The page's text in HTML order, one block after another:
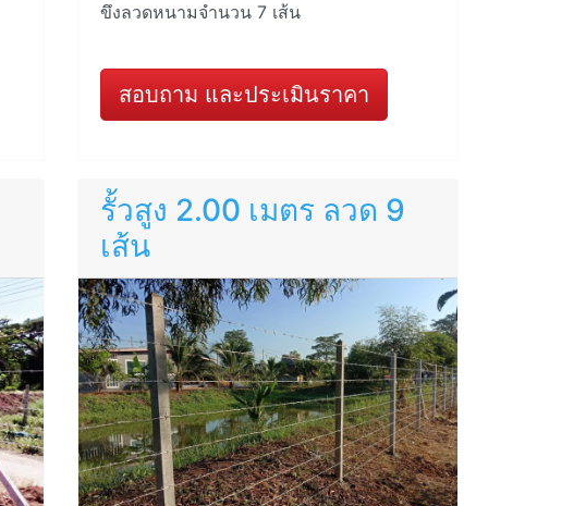
ขึงลวดหนามจำนวน 7 เส้น
สอบถาม และประเมินราคา
รั้วสูง 2.00 เมตร ลวด 9
เส้น